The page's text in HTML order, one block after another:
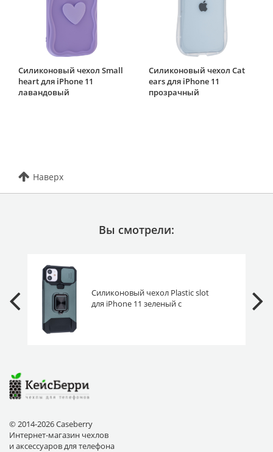
Силиконовый чехол Small
heart для iPhone 11
лавандовый
Силиконовый чехол Cat
ears для iPhone 11
прозрачный
Наверх
Вы смотрели:
Силиконовый чехол Plastic slot
для iPhone 11 зеленый с
© 2014-2026 Caseberry
Интернет-магазин чехлов
и аксессуаров для телефона